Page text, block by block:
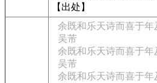
【出处】
余既和乐天诗而喜于
吴芾
余既和乐天诗而喜于
吴芾
余既和乐天诗而喜于